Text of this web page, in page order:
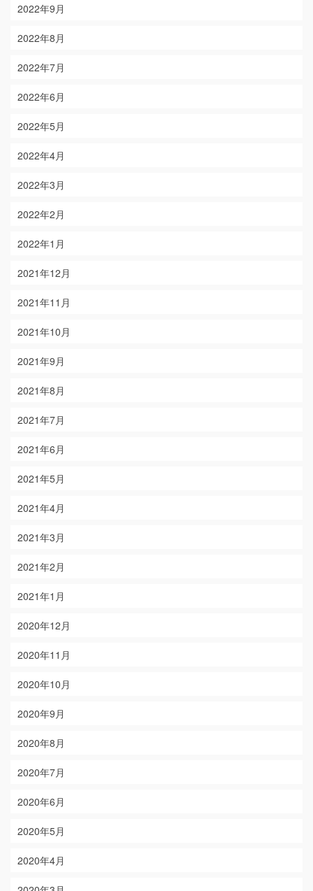
2022年9月
2022年8月
2022年7月
2022年6月
2022年5月
2022年4月
2022年3月
2022年2月
2022年1月
2021年12月
2021年11月
2021年10月
2021年9月
2021年8月
2021年7月
2021年6月
2021年5月
2021年4月
2021年3月
2021年2月
2021年1月
2020年12月
2020年11月
2020年10月
2020年9月
2020年8月
2020年7月
2020年6月
2020年5月
2020年4月